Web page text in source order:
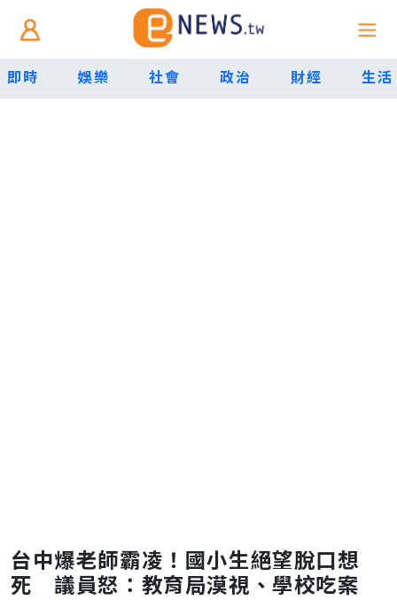
即時 娛樂 社會 政治 財經 生活
台中爆老師霸凌！國小生絕望脫口想
死 議員怒：教育局漠視、學校吃案